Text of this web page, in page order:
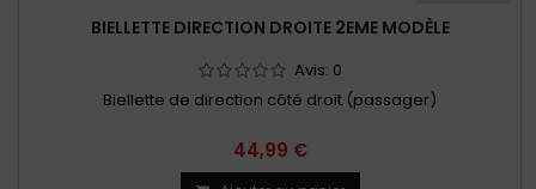
BIELLETTE DIRECTION DROITE 2EME MODÈLE
Avis: 0
Biellette de direction côté droit (passager)
44,99 €